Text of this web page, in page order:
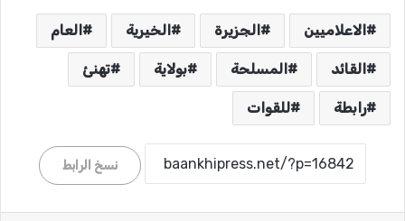
الاعلاميين الجزيرة الخيرية العام
القائد المسلحة بولاية تهنئ
رابطة للقوات
نسخ الرابط